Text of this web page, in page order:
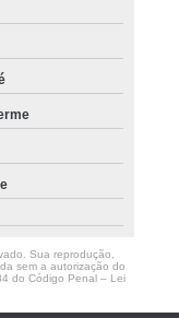
Sua reprodução,
sem a autorização do
do Código Penal – Lei